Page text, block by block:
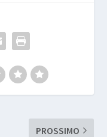
PROSSIMO